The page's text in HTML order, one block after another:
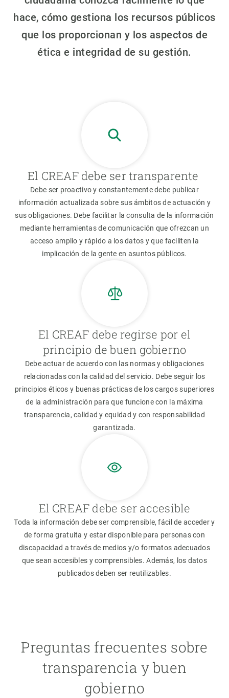
hace, cómo gestiona los recursos públicos
que los proporcionan y los aspectos de
ética e integridad de su gestión.
El CREAF debe ser transparente
Debe ser proactivo y constantemente debe publicar
información actualizada sobre sus ámbitos de actuación y
sus obligaciones. Debe facilitar la consulta de la información
mediante herramientas de comunicación que ofrezcan un
acceso amplio y rápido a los datos y que faciliten la
implicación de la gente en asuntos públicos.
El CREAF debe regirse por el
principio de buen gobierno
Debe actuar de acuerdo con las normas y obligaciones
relacionadas con la calidad del servicio. Debe seguir los
principios éticos y buenas prácticas de los cargos superiores
de la administración para que funcione con la máxima
transparencia, calidad y equidad y con responsabilidad
garantizada.
El CREAF debe ser accesible
Toda la información debe ser comprensible, fácil de acceder y
de forma gratuita y estar disponible para personas con
discapacidad a través de medios y/o formatos adecuados
que sean accesibles y comprensibles. Además, los datos
publicados deben ser reutilizables.
Preguntas frecuentes sobre
transparencia y buen
gobierno